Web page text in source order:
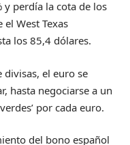
y perdía la cota de los
West Texas
los 85,4 dólares.
el euro se
hasta negociarse a un
por cada euro.
del bono español